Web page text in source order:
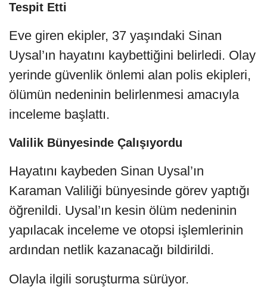
Tespit Etti
Eve giren ekipler, 37 yaşındaki Sinan
Uysal’ın hayatını kaybettiğini belirledi. Olay
yerinde güvenlik önlemi alan polis ekipleri,
ölümün nedeninin belirlenmesi amacıyla
inceleme başlattı.
Valilik Bünyesinde Çalışıyordu
Hayatını kaybeden Sinan Uysal’ın
Karaman Valiliği bünyesinde görev yaptığı
öğrenildi. Uysal’ın kesin ölüm nedeninin
yapılacak inceleme ve otopsi işlemlerinin
ardından netlik kazanacağı bildirildi.
Olayla ilgili soruşturma sürüyor.